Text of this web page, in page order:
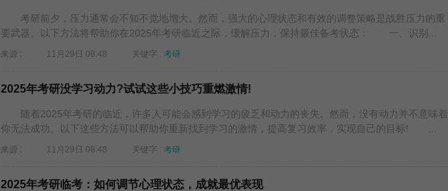
考研前夕，压力通常会不知不觉地增大。然而，强大的心理状态和有效的调整策略是战胜压力的重
要武器。以下方法将帮助你在2025年考研临近之际，缓解压力，保持最佳备考状态： 一、识别...
来源 : 11月29日 08:48 关键字 : 考研
2025年考研没学习动力?试试这些小技巧重燃激情!
随着2025年考研的临近，许多人可能会感到学习的疲乏和动力的丧失。然而，没有动力并不意味着
你无法成功。以下这些方法可以帮助你重新找到学习的激情，提高复习效率，实现自己的目标! ...
来源 : 11月29日 08:48 关键字 : 考研
2025年考研临考：如何调节心理状态，成就最优表现